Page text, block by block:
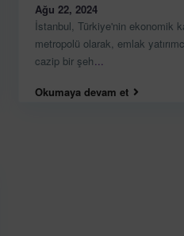
Ağu 22, 2024
İstanbul, Türkiye'nin ekonomik
metropolü olarak, emlak
cazip bir şeh
Okumaya devam et